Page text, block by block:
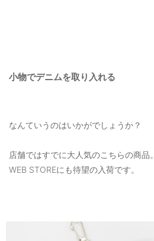
小物でデニムを取り入れる
なんていうのはいかがでしょうか？
店舗ではすでに大人気のこちらの商品。
WEB STOREにも待望の入荷です。